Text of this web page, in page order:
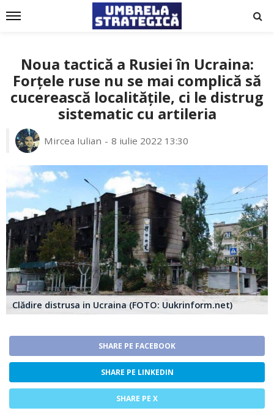
Noua tactică a Rusiei în Ucraina:
Forțele ruse nu se mai complică să
cucerească localitățile, ci le distrug
sistematic cu artileria
Mircea Iulian 8 iulie 2022 13:30
Clădire distrusa in Ucraina (FOTO: Uukrinform.net)
SHARE PE FACEBOOK
SHARE PE LINKEDIN
SHARE PE X